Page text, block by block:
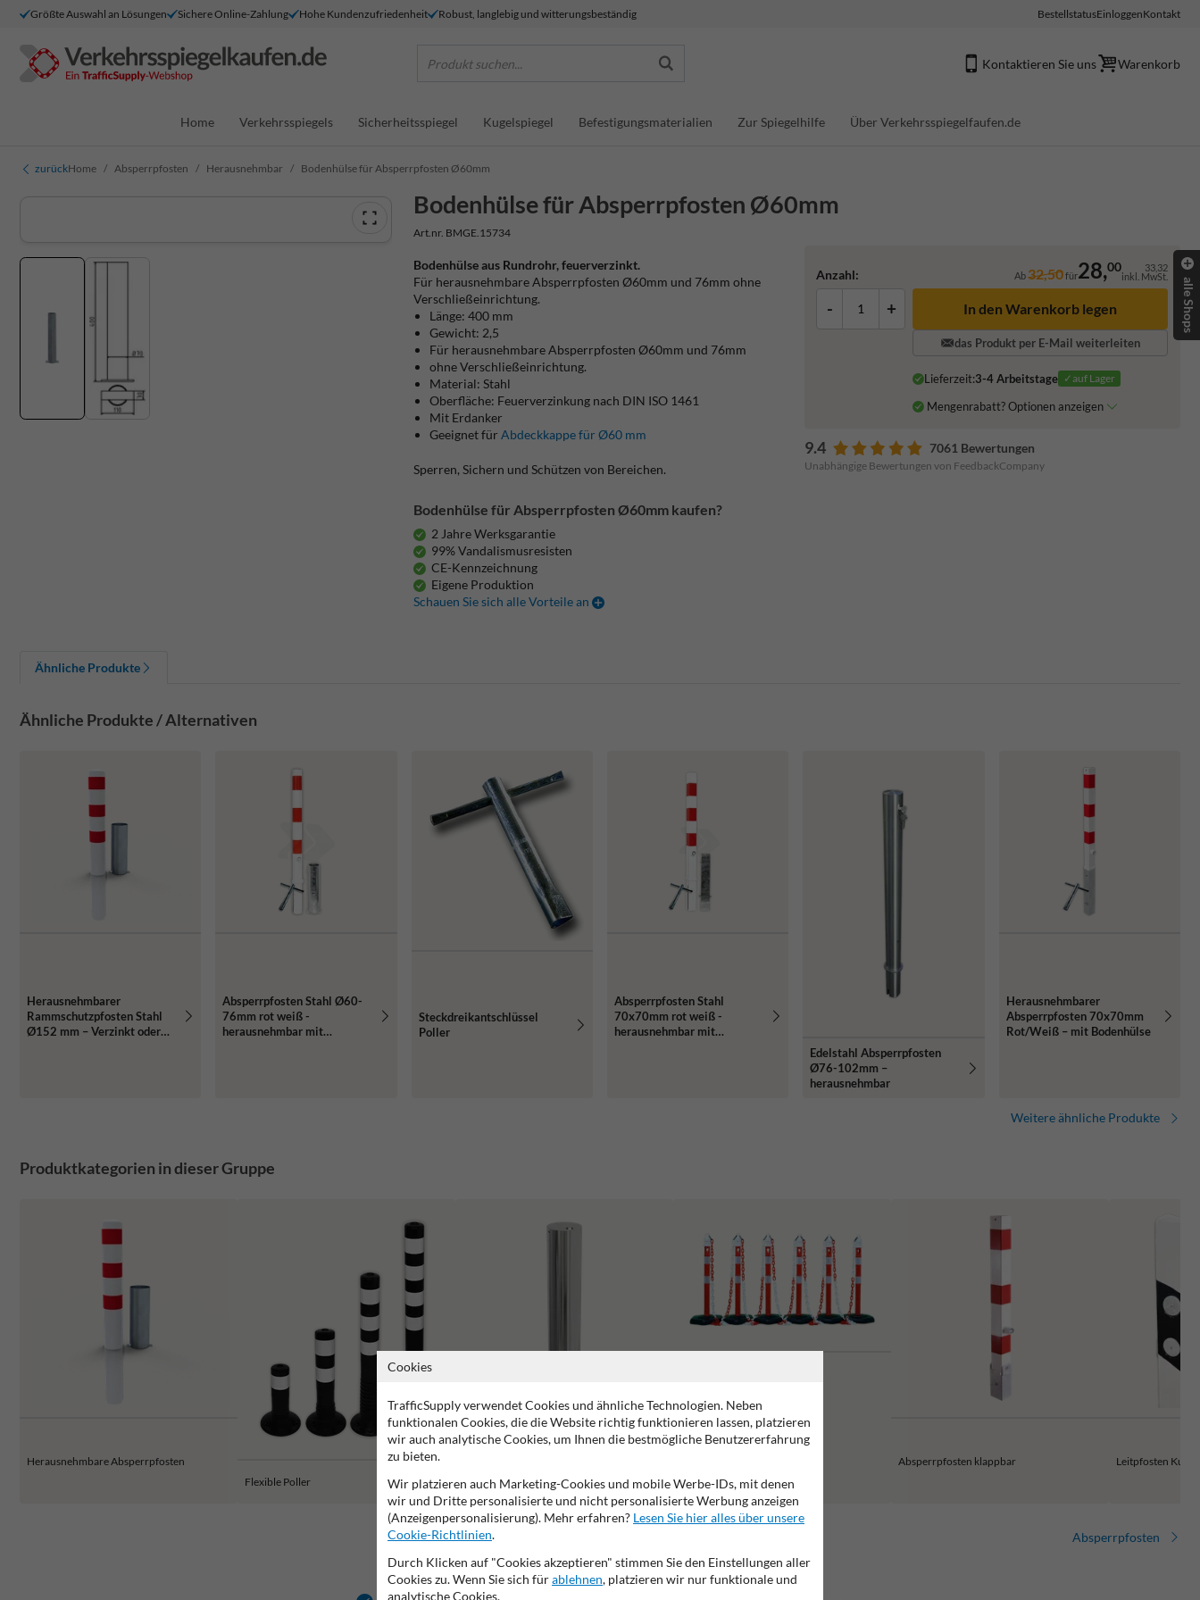
Größte Auswahl an Lösungen Sichere Online-Zahlung Hohe Kundenzufriedenheit Robust, langlebig und witterungsbeständig BestellstatusEinloggenKontakt
Produkt suchen... Kontaktieren Sie uns Warenkorb
Home Verkehrsspiegels Sicherheitsspiegel Kugelspiegel Befestigungsmaterialien Zur Spiegelhilfe Über Verkehrsspiegelfaufen.de
zurückHome Absperrpfosten Herausnehmbar Bodenhülse für Absperrpfosten Ø60mm
Bodenhülse für Absperrpfosten Ø60mm
Art.nr. BMGE.15734
Anzahl: Ab32,50für28,00 33,32
inkl. MwSt.
- + In den Warenkorb legen
das Produkt per E-Mail weiterleiten
Lieferzeit:3-4 Arbeitstage ✓auf Lager
Mengenrabatt? Optionen anzeigen
9.4 7061 Bewertungen
Unabhängige Bewertungen von FeedbackCompany
Bodenhülse aus Rundrohr, feuerverzinkt.
Für herausnehmbare Absperrpfosten Ø60mm und 76mm ohne
Verschließeinrichtung.
Länge: 400 mm
Gewicht: 2,5
Für herausnehmbare Absperrpfosten Ø60mm und 76mm
ohne Verschließeinrichtung.
Material: Stahl
Oberfläche: Feuerverzinkung nach DIN ISO 1461
Mit Erdanker
Geeignet fürAbdeckkappe für Ø60 mm
Sperren, Sichern und Schützen von Bereichen.
Bodenhülse für Absperrpfosten Ø60mm kaufen?
2 Jahre Werksgarantie
99% Vandalismusresisten
CE-Kennzeichnung
Eigene Produktion
Schauen Sie sich alle Vorteile an
Ähnliche Produkte
Ähnliche Produkte / Alternativen
Herausnehmbarer
Rammschutzpfosten Stahl
Ø152 mm – Verzinkt oder
Absperrpfosten Stahl Ø60-
76mm rot weiß -
herausnehmbar mit
Steckdreikantschlüssel
Poller
Absperrpfosten Stahl
70x70mm rot weiß -
herausnehmbar mit
Edelstahl Absperrpfosten
Ø76-102mm –
herausnehmbar
Herausnehmbarer
Absperrpfosten 70x70mm
Rot/Weiß – mit Bodenhülse
Weitere ähnliche Produkte
Produktkategorien in dieser Gruppe
Herausnehmbare Absperrpfosten
Flexible Poller
Absperrpfosten mit Kette
Absperrpfosten klappbar Leitpfosten
Absperrpfosten
alle Shops
Cookies
TrafficSupply verwendet Cookies und ähnliche Technologien. Neben
funktionalen Cookies, die die Website richtig funktionieren lassen, platzieren
wir auch analytische Cookies, um Ihnen die bestmögliche Benutzererfahrung
zu bieten.
Wir platzieren auch Marketing-Cookies und mobile Werbe-IDs, mit denen
wir und Dritte personalisierte und nicht personalisierte Werbung anzeigen
(Anzeigenpersonalisierung). Mehr erfahren? Lesen Sie hier alles über unsere
Cookie-Richtlinien.
Durch Klicken auf "Cookies akzeptieren" stimmen Sie den Einstellungen aller
Cookies zu. Wenn Sie sich fürablehnen, platzieren wir nur funktionale und
analytische Cookies.